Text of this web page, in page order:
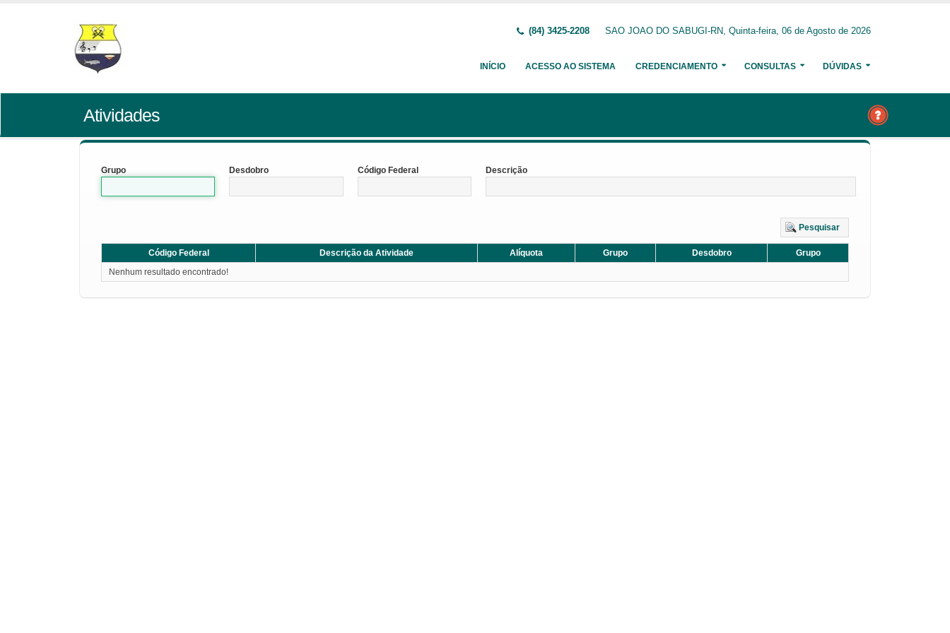
(84) 3425-2208 SAO JOAO DO SABUGI-RN, Quinta-feira, 06 de Agosto de 2026
INÍCIO ACESSO AO SISTEMA CREDENCIAMENTO CONSULTAS DÚVIDAS
Atividades
Grupo Desdobro Código Federal Descrição
Pesquisar
Código Federal Descrição da Atividade Alíquota Grupo Desdobro
Grupo
Nenhum resultado encontrado!